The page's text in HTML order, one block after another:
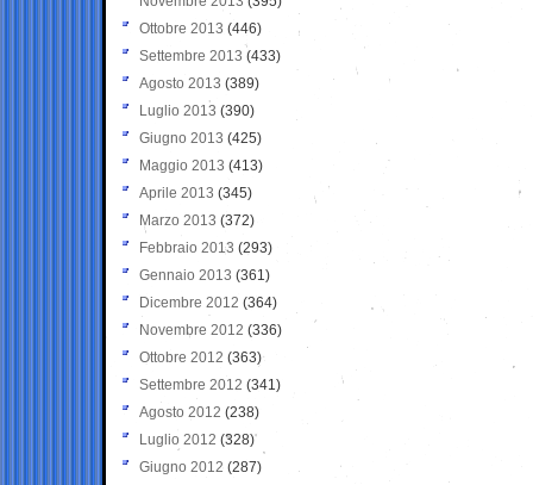
Ottobre 2013 (446)
Settembre 2013 (433)
Agosto 2013 (389)
Luglio 2013 (390)
Giugno 2013 (425)
Maggio 2013 (413)
Aprile 2013 (345)
Marzo 2013 (372)
Febbraio 2013 (293)
Gennaio 2013 (361)
Dicembre 2012 (364)
Novembre 2012 (336)
Ottobre 2012 (363)
Settembre 2012 (341)
Agosto 2012 (238)
Luglio 2012 (328)
Giugno 2012 (287)